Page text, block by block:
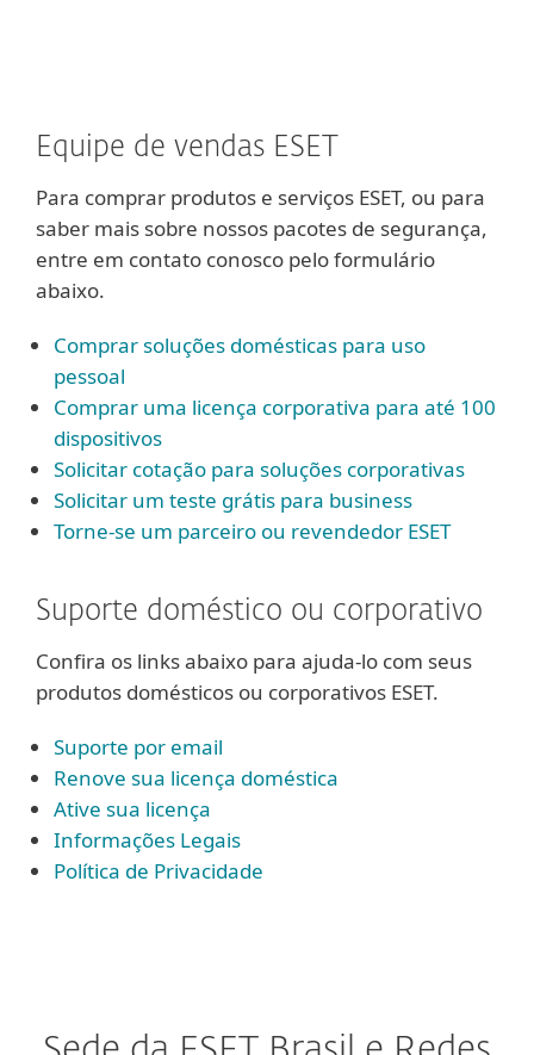
Equipe de vendas ESET
Para comprar produtos e serviços ESET, ou para
saber mais sobre nossos pacotes de segurança,
entre em contato conosco pelo formulário
abaixo.
Comprar soluções domésticas para uso
pessoal
Comprar uma licença corporativa para até 100
dispositivos
Solicitar cotação para soluções corporativas
Solicitar um teste grátis para business
Torne-se um parceiro ou revendedor ESET
Suporte doméstico ou corporativo
Confira os links abaixo para ajuda-lo com seus
produtos domésticos ou corporativos ESET.
Suporte por email
Renove sua licença doméstica
Ative sua licença
Informações Legais
Política de Privacidade